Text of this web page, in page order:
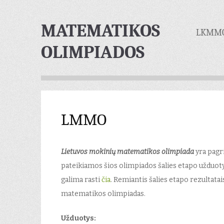
MATEMATIKOS
OLIMPIADOS
Skip
LMMO
Lietuvos mokinių matematikos olimpiadayra
pateikiamos šios olimpiados šalies etapo
galima rastičia. Remiantis šalies etapo
matematikos olimpiadas.
Užduotys: